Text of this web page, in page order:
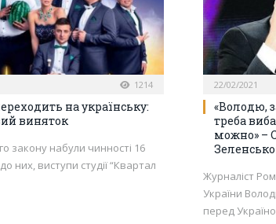
1214
на українську:
виняток
закону набули чинності 16
них, виступи студії “Квартал
22/02/2021
«Володю,
треба
можно» –
Журналіст
України
перед